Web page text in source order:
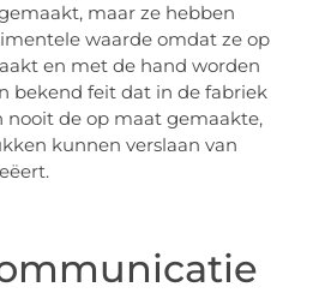
maar ze hebben
waarde omdat ze op
en met de hand worden
bekend feit dat in de fabriek
nooit de op maat gemaakte,
kunnen verslaan van